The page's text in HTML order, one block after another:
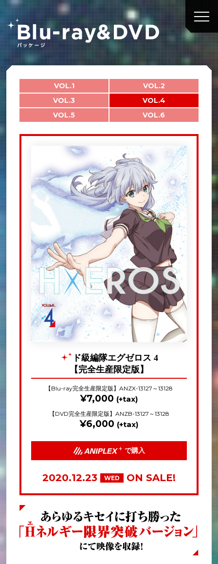
VOL.1
VOL.2
VOL.3
VOL.4
VOL.5
VOL.6
ド級編隊エグゼロス 4
【完全生産限定版】
【Blu-ray完全生産限定版】ANZX-13127～13128
¥7,000 (+tax)
【DVD完全生産限定版】ANZB-13127～13128
¥6,000 (+tax)
で購入
2020.12.23 WED ON SALE!